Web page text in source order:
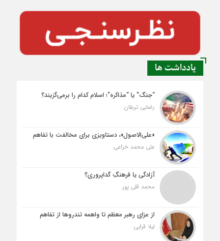
یادداشت ها
“جنگ” یا “مذاکره”؛ اسلام کدام را برمی‌گزیند؟
رضایی تربقان
«علی‌الاصول»، دستاویزی برای مخالفت با تفاهم
علی محمد خزاعی
آزادگی یا فرهنگِ گداپروری؟
محمد قلی پور
از عزای رهبر معظم تا واهمه تندروها از تفاهم
لیلا قرایی